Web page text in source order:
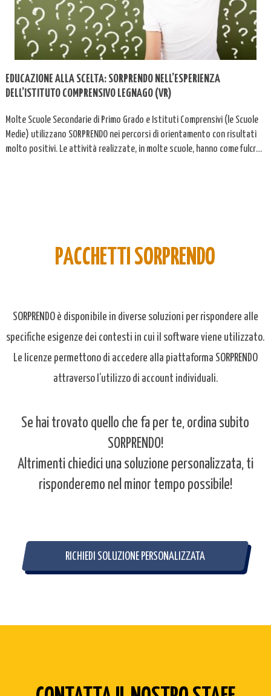
EDUCAZIONE ALLA SCELTA: SORPRENDO NELL’ESPERIENZA
DELL’ISTITUTO COMPRENSIVO LEGNAGO (VR)
Molte Scuole Secondarie di Primo Grado e Istituti Comprensivi (le Scuole
Medie) utilizzano SORPRENDO nei percorsi di orientamento con risultati
molto positivi. Le attività realizzate, in molte scuole, hanno come fulcro
PACCHETTI SORPRENDO
SORPRENDO è disponibile in diverse soluzioni per rispondere alle
specifiche esigenze dei contesti in cui il software viene utilizzato.
Le licenze permettono di accedere alla piattaforma SORPRENDO
attraverso l’utilizzo di account individuali.
Se hai trovato quello che fa per te, ordina subito
SORPRENDO!
Altrimenti chiedici una soluzione personalizzata, ti
risponderemo nel minor tempo possibile!
RICHIEDI SOLUZIONE PERSONALIZZATA